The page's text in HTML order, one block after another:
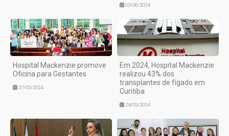
03/06/2024
Hospital Mackenzie promove
Oficina para Gestantes
27/05/2024
Em 2024, Hospital Mackenzie
realizou 43% dos
transplantes de fígado em
Curitiba
24/05/2024